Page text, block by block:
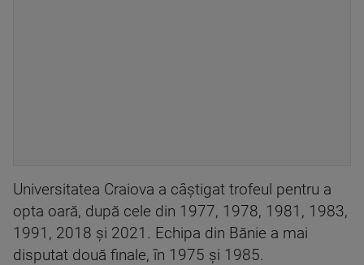
Universitatea Craiova a câştigat trofeul pentru a
opta oară, după cele din 1977, 1978, 1981, 1983,
1991, 2018 şi 2021. Echipa din Bănie a mai
disputat două finale, în 1975 şi 1985.